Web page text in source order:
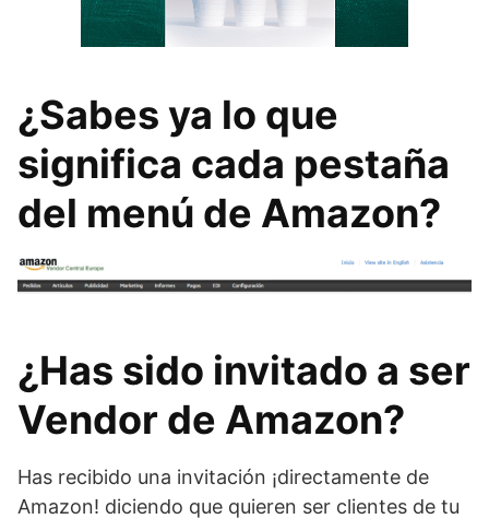
¿Sabes ya lo que
significa cada pestaña
del menú de Amazon?
¿Has sido invitado a ser
Vendor de Amazon?
Has recibido una invitación ¡directamente de
Amazon! diciendo que quieren ser clientes de tu